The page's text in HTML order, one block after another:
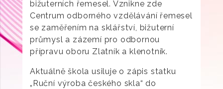
bižuterních řemesel. Vznikne zde
Centrum odborného vzdělávání řemesel
se zaměřením na sklářství, bižuterní
průmysl a zázemí pro odbornou
přípravu oboru Zlatník a klenotník.
Aktuálně škola usiluje o zápis statku
„Ruční výroba českého skla“ do